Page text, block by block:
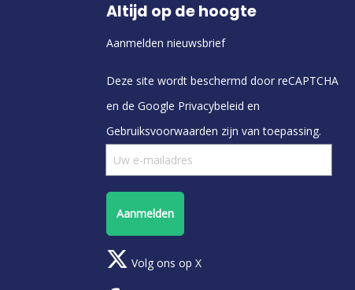
Altijd op de hoogte
Aanmelden nieuwsbrief
Deze site wordt beschermd door reCAPTCHA
en de Google Privacybeleid en
Gebruiksvoorwaarden zijn van toepassing.
Aanmelden
Volg ons op X